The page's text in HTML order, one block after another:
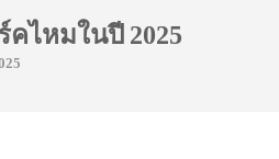
ไหมในปี 2025